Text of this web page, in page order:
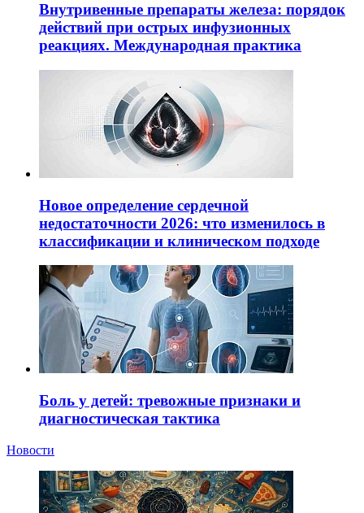
Внутривенные препараты железа: порядок
действий при острых инфузионных
реакциях. Международная практика
Новое определение сердечной
недостаточности 2026: что изменилось в
классификации и клиническом подходе
Боль у детей: тревожные признаки и
диагностическая тактика
Новости